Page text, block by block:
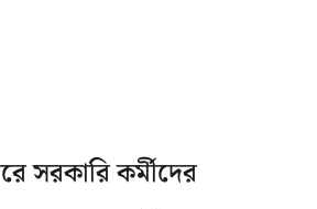
সরকারি কর্মীদের